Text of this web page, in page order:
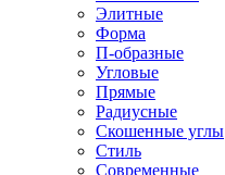
Элитные
Форма
П-образные
Угловые
Прямые
Радиусные
Скошенные углы
Стиль
Современные